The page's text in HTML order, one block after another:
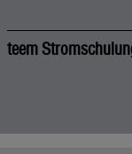
teem